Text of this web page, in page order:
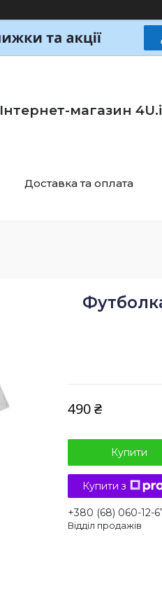
Інтернет-магазин
Доставка та оплата
490 ₴
Купити
Купити з
+380 (68) 060-12-
Відділ продажів